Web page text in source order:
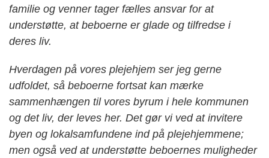
familie og venner tager fælles ansvar for at
understøtte, at beboerne er glade og tilfredse i
deres liv.
Hverdagen på vores plejehjem ser jeg gerne
udfoldet, så beboerne fortsat kan mærke
sammenhængen til vores byrum i hele kommunen
og det liv, der leves her. Det gør vi ved at invitere
byen og lokalsamfundene ind på plejehjemmene;
men også ved at understøtte beboernes muligheder